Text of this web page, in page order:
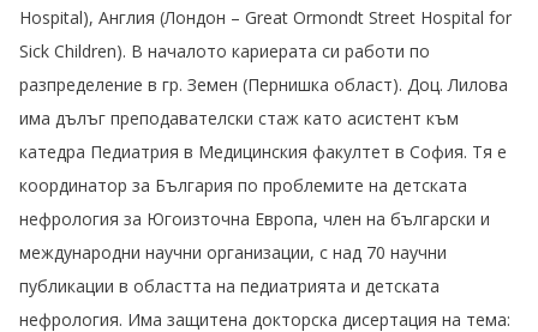
Hospital), Англия (Лондон – Great Ormondt Street Hospital for
Sick Children). В началото кариерата си работи по
разпределение в гр. Земен (Пернишка област). Доц. Лилова
има дълъг преподавателски стаж като асистент към
катедра Педиатрия в Медицинския факултет в София. Тя е
координатор за България по проблемите на детската
нефрология за Югоизточна Европа, член на български и
международни научни организации, с над 70 научни
публикации в областта на педиатрията и детската
нефрология. Има защитена докторска дисертация на тема: